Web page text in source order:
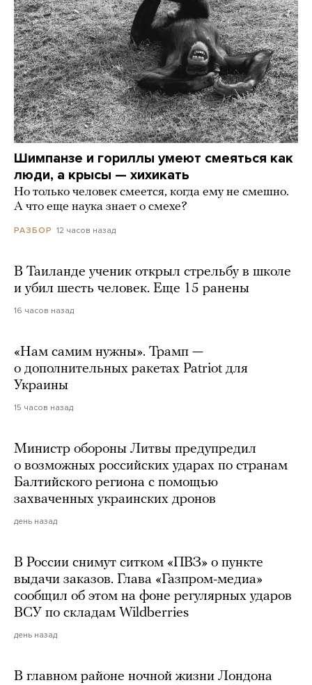
Шимпанзе и гориллы умеют смеяться как
люди, а крысы — хихикать
Но только человек смеется, когда ему не смешно.
А что еще наука знает о смехе?
РАЗБОР 12 часов назад
В Таиланде ученик открыл стрельбу в школе
и убил шесть человек. Еще 15 ранены
16 часов назад
«Нам самим нужны». Трамп —
о дополнительных ракетах Patriot для
Украины
15 часов назад
Министр обороны Литвы предупредил
о возможных российских ударах по странам
Балтийского региона с помощью
захваченных украинских дронов
день назад
В России снимут ситком «ПВЗ» о пункте
выдачи заказов. Глава «Газпром-медиа»
сообщил об этом на фоне регулярных ударов
ВСУ по складам Wildberries
день назад
В главном районе ночной жизни Лондона